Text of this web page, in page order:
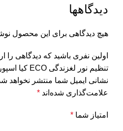
دیدگاهها
هیچ دیدگاهی برای این محصول
اولین نفری باشید که دیدگاهی را
تنظیم نور لغزندگی ECO کیا اسپورتیج 937003W210WK”
نشانی ایمیل شما منتشر نخواهد
علامت‌گذاری شده‌اند *
امتیاز شما *